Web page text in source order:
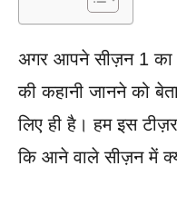
अगर आपने सीज़न 1 का
की कहानी जानने को
लिए ही है। हम इस
कि आने वाले सीज़न में